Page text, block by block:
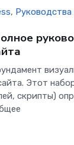
,
Этот
скрипты)